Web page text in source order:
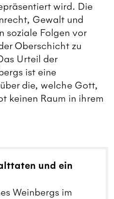
wird. Die
Gewalt und
soziale Folgen vor
Oberschicht zu
Urteil der
ist eine
die, welche Gott,
keinen Raum in ihrem
und ein
Weinbergs im